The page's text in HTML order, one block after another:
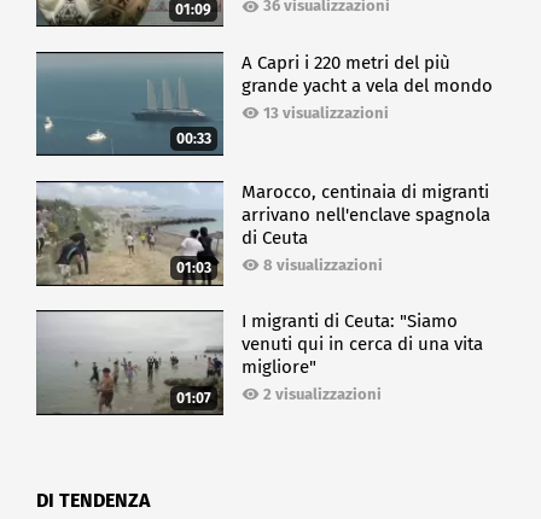
01:09 36 visualizzazioni
00:33
A Capri i 220 metri del più
grande yacht a vela del mondo
13 visualizzazioni
01:03
Marocco, centinaia di migranti
arrivano nell'enclave spagnola
di Ceuta
8 visualizzazioni
01:07
I migranti di Ceuta: "Siamo
venuti qui in cerca di una vita
migliore"
2 visualizzazioni
DI TENDENZA